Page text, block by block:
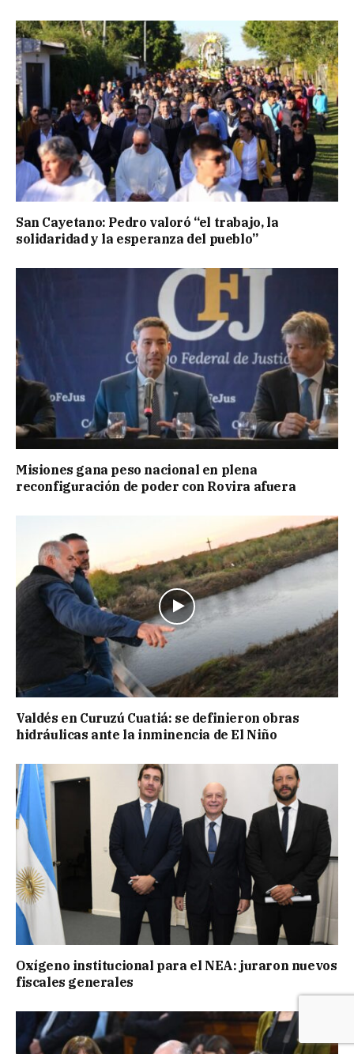
San Cayetano: Pedro valoró “el trabajo, la
solidaridad y la esperanza del pueblo”
Misiones gana peso nacional en plena
reconfiguración de poder con Rovira afuera
Valdés en Curuzú Cuatiá: se definieron obras
hidráulicas ante la inminencia de El Niño
Oxígeno institucional para el NEA: juraron nuevos
fiscales generales